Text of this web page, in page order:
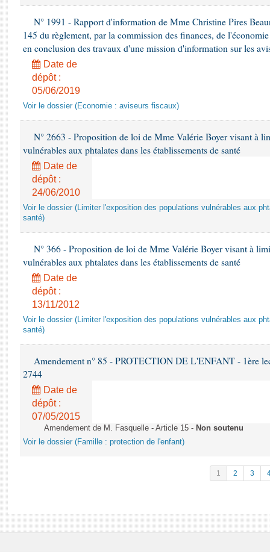
N° 1991 - Rapport d'information de Mme Christine Pires
145 du règlement, par la commission des finances, de
en conclusion des travaux d'une mission d'information sur les
Date de
dépôt :
05/06/2019
Voir le dossier (Economie : aviseurs fiscaux)
N° 2663 - Proposition de loi de Mme Valérie Boyer visant à
vulnérables aux phtalates dans les établissements de santé
Date de
dépôt :
24/06/2010
Voir le dossier (Limiter l'exposition des populations vulnérables aux
santé)
N° 366 - Proposition de loi de Mme Valérie Boyer visant à
vulnérables aux phtalates dans les établissements de santé
Date de
dépôt :
13/11/2012
Voir le dossier (Limiter l'exposition des populations vulnérables aux
santé)
Amendement n° 85 - PROTECTION DE L'ENFANT - 1ère
2744
Date de
dépôt :
07/05/2015
Amendement de M. Fasquelle - Article 15 - Non soutenu
Voir le dossier (Famille : protection de l'enfant)
1 2 3